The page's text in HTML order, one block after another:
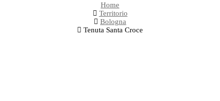
Home
Territorio
Bologna
Tenuta Santa Croce